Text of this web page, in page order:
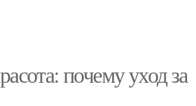
почему уход за